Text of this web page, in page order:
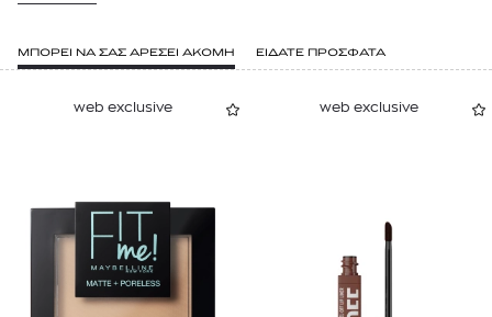
ΜΠΟΡΕΙ ΝΑ ΣΑΣ ΑΡΕΣΕΙ ΑΚΟΜΗ ΕΙΔΑΤΕ ΠΡΟΣΦΑΤΑ
web exclusive web exclusive